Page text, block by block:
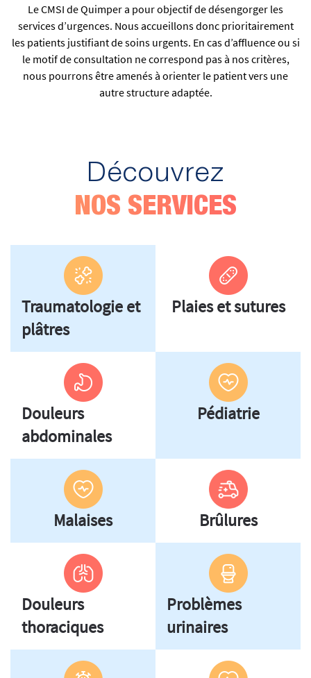
Le CMSI de Quimper a pour objectif de désengorger les
services d’urgences. Nous accueillons donc prioritairement
les patients justifiant de soins urgents. En cas d’affluence ou si
le motif de consultation ne correspond pas à nos critères,
nous pourrons être amenés à orienter le patient vers une
autre structure adaptée.
Découvrez
NOS SERVICES
Traumatologie et
plâtres
Plaies et sutures
Douleurs
abdominales
Pédiatrie
Malaises Brûlures
Douleurs
thoraciques
Problèmes
urinaires